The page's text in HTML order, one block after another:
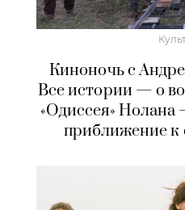
Киноночь с
Все истории — о
«Одиссея»
приближение к